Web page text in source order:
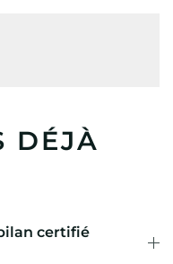
DÉJÀ
certifié